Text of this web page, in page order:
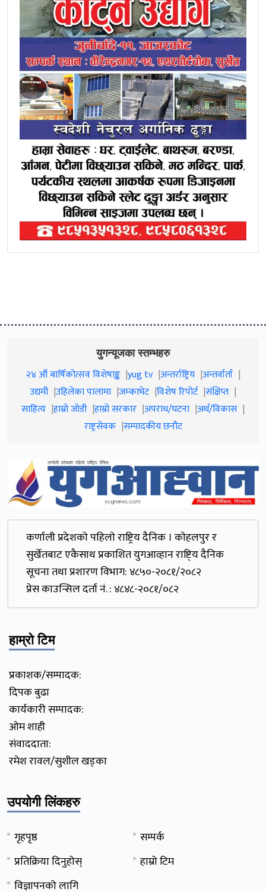
युगन्यूजका स्तम्भहरु
२४ औं बार्षिकोत्सव विशेषाङ्क yug tv अन्तर्राष्ट्रिय अन्तर्वार्ता
उद्यमी उहिलेका पालामा जम्काभेट विशेष रिपोर्ट संक्षिप्त
साहित्य हाम्रो जाेडी हाम्रो सरकार अपराध/घटना अर्थ/विकास
राष्ट्रसेवक सम्पादकीय छनौट
कर्णाली प्रदेशकाे पहिलाे राष्ट्रिय दैनिक । काेहलपुर र
सुर्खेतबाट एकैसाथ प्रकाशित युगआव्हान राष्टि्य दैनिक
सूचना तथा प्रशारण विभाग: ४८५०-२०८१/२०८२
प्रेस काउन्सिल दर्ता नं. : ४८४८-२०८१/०८२
हाम्रो टिम
प्रकाशक/सम्पादक:
दिपक बुढा
कार्यकारी सम्पादक:
ओम शाही
संवाददाता:
रमेश रावल/सुशील खड्का
उपयोगी लिंकहरु
गृहपृष्ठ
सम्पर्क
प्रतिक्रिया दिनुहोस्
हाम्रो टिम
विज्ञापनको लागि